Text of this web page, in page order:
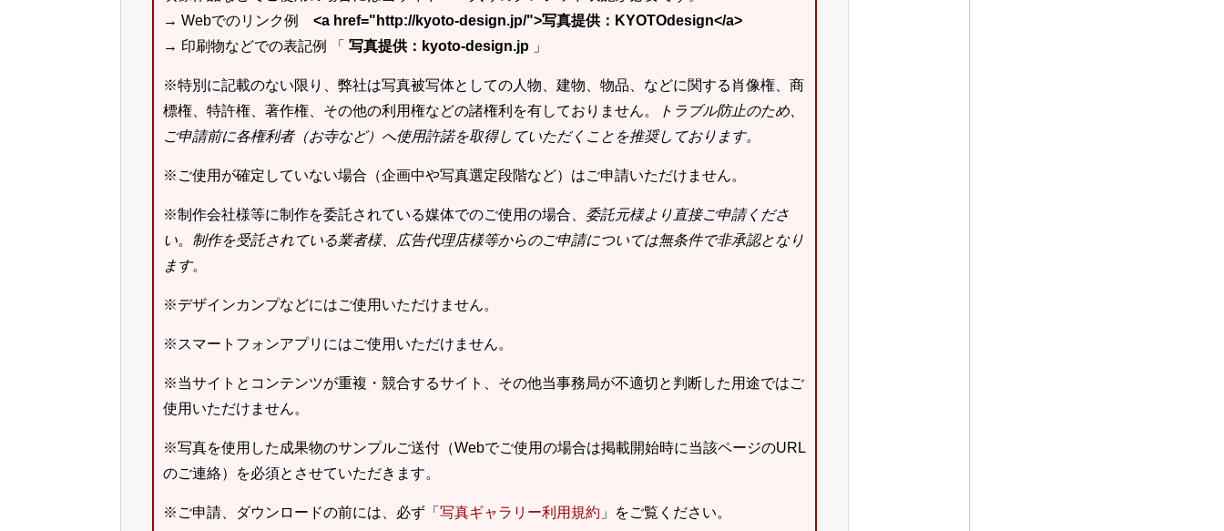
→ Webでのリンク例 <a href="http://kyoto-design.jp/">写真提供：KYOTOdesign</a>
→ 印刷物などでの表記例 「 写真提供：kyoto-design.jp 」
※特別に記載のない限り、弊社は写真被写体としての人物、建物、物品、などに関する肖像権、商
標権、特許権、著作権、その他の利用権などの諸権利を有しておりません。
トラブル防止のため、
ご申請前に各権利者（お寺など）へ使用許諾を取得していただくことを推奨しております。
※ご使用が確定していない場合（企画中や写真選定段階など）はご申請いただけません。
※制作会社様等に制作を委託されている媒体でのご使用の場合、 委託元様より直接ご申請くださ
い。 制作を受託されている業者様、広告代理店様等からのご申請については無条件で非承認となり
ます。
※デザインカンプなどにはご使用いただけません。
※スマートフォンアプリにはご使用いただけません。
※当サイトとコンテンツが重複・競合するサイト、その他当事務局が不適切と判断した用途ではご
使用いただけません。
※写真を使用した成果物のサンプルご送付（Webでご使用の場合は掲載開始時に当該ページのURL
のご連絡）を必須とさせていただきます。
※ご申請、ダウンロードの前には、必ず「 写真ギャラリー利用規約 」をご覧ください。